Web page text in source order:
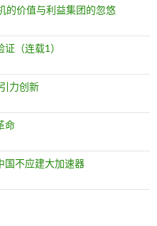
的价值与利益集团的忽悠
（连载1）
力创新
命
国不应建大加速器